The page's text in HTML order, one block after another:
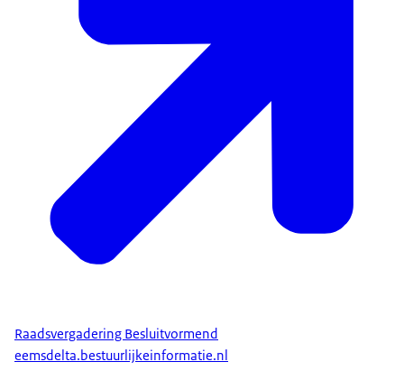
Raadsvergadering Besluitvormend
eemsdelta.bestuurlijkeinformatie.nl